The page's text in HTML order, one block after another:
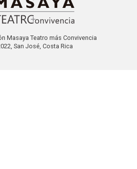
Masaya Teatro más Convivencia
San José, Costa Rica